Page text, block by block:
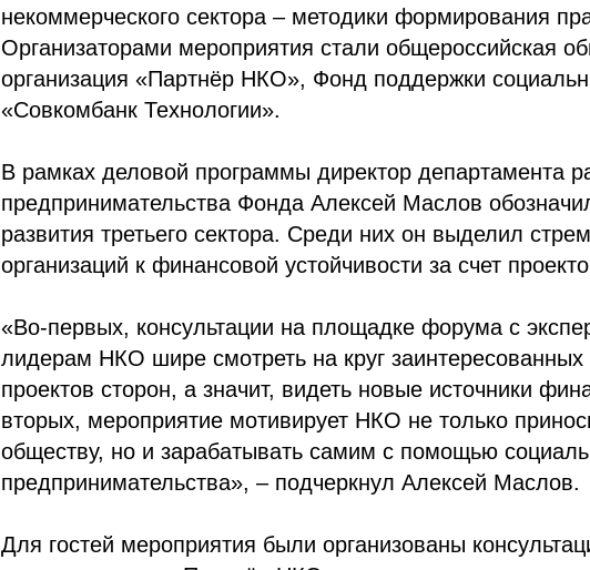
некоммерческого сектора – методики формирования
Организаторами мероприятия стали общероссийская
организация «Партнёр НКО», Фонд поддержки
«Совкомбанк Технологии».
В рамках деловой программы директор департамента
предпринимательства Фонда Алексей Маслов
развития третьего сектора. Среди них он выделил
организаций к финансовой устойчивости за счет
«Во-первых, консультации на площадке форума с
лидерам НКО шире смотреть на круг заинтересованных
проектов сторон, а значит, видеть новые источники
вторых, мероприятие мотивирует НКО не только
обществу, но и зарабатывать самим с помощью
предпринимательства», – подчеркнул Алексей Маслов.
Для гостей мероприятия были организованы